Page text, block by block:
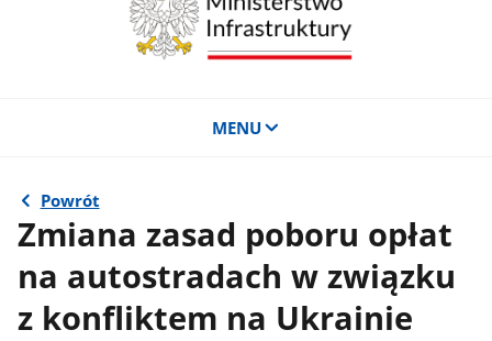
MENU
Powrót
Zmiana zasad poboru opłat
na autostradach w związku
z konfliktem na Ukrainie